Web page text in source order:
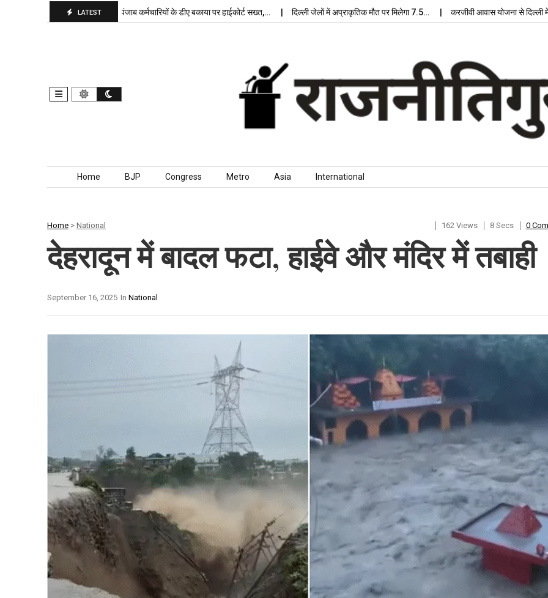
LATEST
बरकरार, बांकीपुर में… पंजाब कर्मचारियों के डीए बकाया पर हाईकोर्ट सख्त,… दिल्ली जेलों में अप्राकृतिक मौत पर मिलेगा 7.5… करजीवी आवास योजना से दिल्ली में
Skip to content
Home BJP Congress Metro Asia International
Home > National 162 Views 8 Secs 0
देहरादून में बादल फटा, हाईवे और मंदिर में तबाही
In National
September 16, 2025